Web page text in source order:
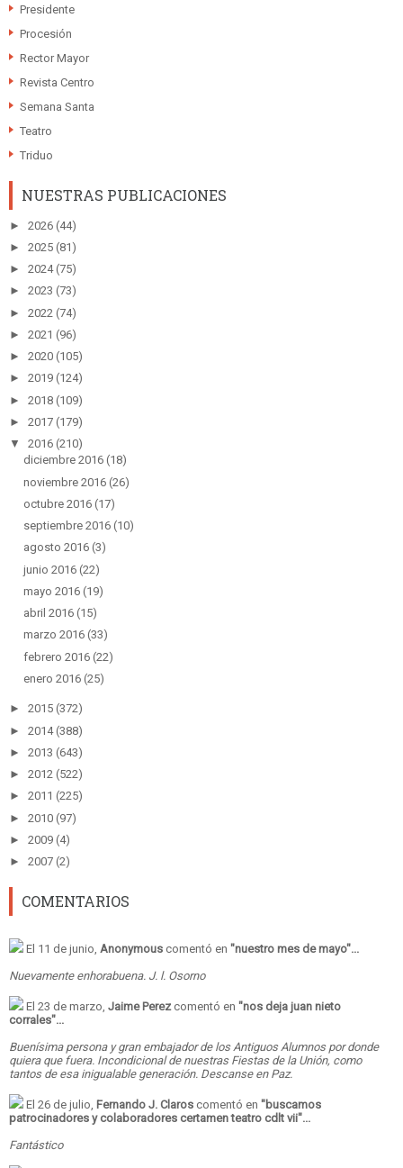
Presidente
Procesión
Rector Mayor
Revista Centro
Semana Santa
Teatro
Triduo
NUESTRAS PUBLICACIONES
► 2026 (44)
► 2025 (81)
► 2024(75)
► 2023 (73)
► 2022 (74)
► 2021 (96)
► 2020 (105)
► 2019 (124)
► 2018 (109)
► 2017 (179)
▼ 2016 (210)
diciembre 2016 (18)
noviembre 2016 (26)
octubre 2016 (17)
septiembre 2016 (10)
agosto 2016 (3)
junio 2016 (22)
mayo 2016 (19)
abril 2016 (15)
marzo 2016 (33)
febrero 2016 (22)
enero 2016 (25)
► 2015 (372)
► 2014(388)
► 2013 (643)
► 2012 (522)
► 2011 (225)
► 2010 (97)
► 2009 (4)
► 2007 (2)
COMENTARIOS
El 11 de junio, Anonymous comentó en "nuestro mes de mayo"...
Nuevamente enhorabuena. J. l. Osorno
El 23 de marzo, Jaime Perezcomentó en "nos deja juan nieto
corrales"...
Buenísima persona y gran embajador de los Antiguos Alumnos por donde
quiera que fuera. Incondicional de nuestras Fiestas de la Unión, como
tantos de esa inigualable generación. Descanse en Paz.
El 26 de julio, Fernando J. Claros comentó en "buscamos
patrocinadores y colaboradores certamen teatro cdlt vii"...
Fantástico